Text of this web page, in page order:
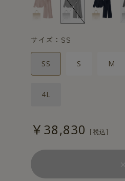
サイズ：SS
SS S M
4L
￥38,830
×